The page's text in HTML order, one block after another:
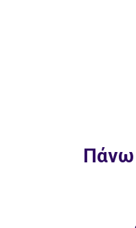
Πάνω